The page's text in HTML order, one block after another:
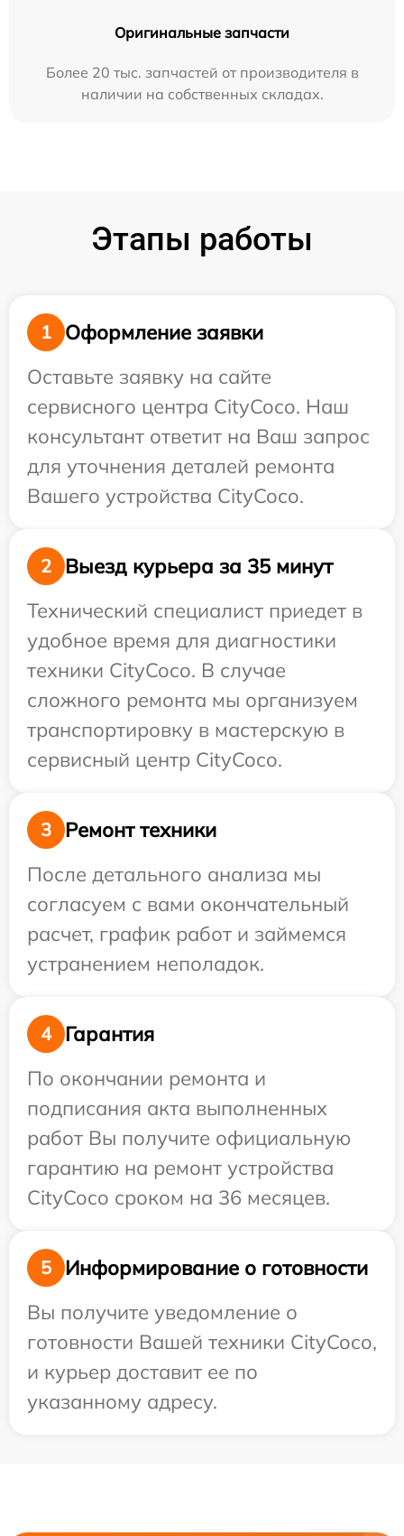
Оригинальные запчасти
Более 20 тыс. запчастей от производителя в
наличии на собственных складах.
Этапы работы
1
Оформление заявки
Оставьте заявку на сайте
сервисного центра CityCoco. Наш
консультант ответит на Ваш запрос
для уточнения деталей ремонта
Вашего устройства CityCoco.
2
Выезд курьера за 35 минут
Технический специалист приедет в
удобное время для диагностики
техники CityCoco. В случае
сложного ремонта мы организуем
транспортировку в мастерскую в
сервисный центр CityCoco.
3
Ремонт техники
После детального анализа мы
согласуем с вами окончательный
расчет, график работ и займемся
устранением неполадок.
4
Гарантия
По окончании ремонта и
подписания акта выполненных
работ Вы получите официальную
гарантию на ремонт устройства
CityCoco сроком на 36 месяцев.
5
Информирование о готовности
Вы получите уведомление о
готовности Вашей техники CityCoco,
и курьер доставит ее по
указанному адресу.